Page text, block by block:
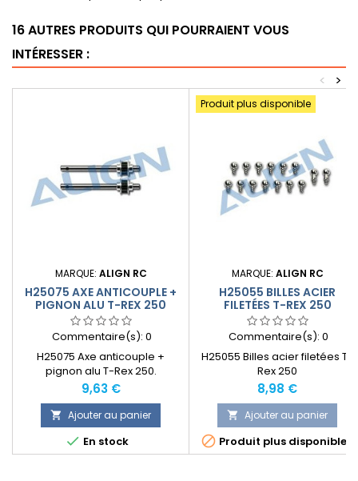
16 AUTRES PRODUITS QUI POURRAIENT VOUS
INTÉRESSER :
>
<
MARQUE: ALIGN RC
H25075 AXE ANTICOUPLE +
PIGNON ALU T-REX 250
Commentaire(s): 0
H25075 Axe anticouple +
pignon alu T-Rex 250.
Remplace le H25024
Prix
9,63 €
 Ajouter au panier
 En stock
Produit plus disponible
MARQUE: ALIGN RC
H25055 BILLES ACIER
FILETÉES T-REX 250
Commentaire(s): 0
H25055 Billes acier filetées T-
Rex 250
Prix
8,98 €
 Ajouter au panier
 Produit plus disponible